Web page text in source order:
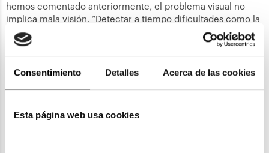
Consentimiento Detalles Acerca de las cookies
Esta página web usa cookies
hemos comentado anteriormente, el problema visual no
implica mala visión. “Detectar a tiempo dificultades como la
miopía, la hipermetropía o el astigmatismo puede marcar la
diferencia en su concentración, su rendimiento y su
autoestima. Una revisión anual al inicio del curso es la mejor
garantía para comenzar con buen pie”, añade.
detección precoz ayuda a prevenir complicaciones futuras,
por lo que los expertos animan a las familias a considerar la